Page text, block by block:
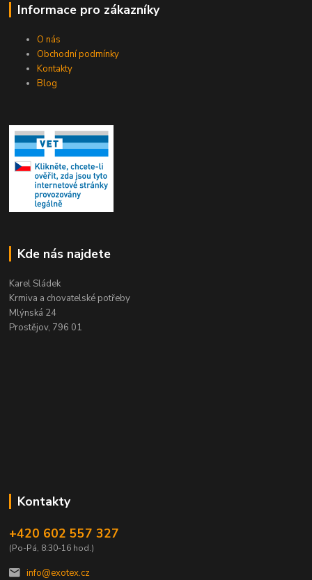
Informace pro zákazníky
O nás
Obchodní podmínky
Kontakty
Blog
Kde nás najdete
Karel Sládek
Krmiva a chovatelské potřeby
Mlýnská 24
Prostějov, 796 01
Kontakty
+420 602 557 327
(Po-Pá, 8:30-16 hod.)
info@exotex.cz